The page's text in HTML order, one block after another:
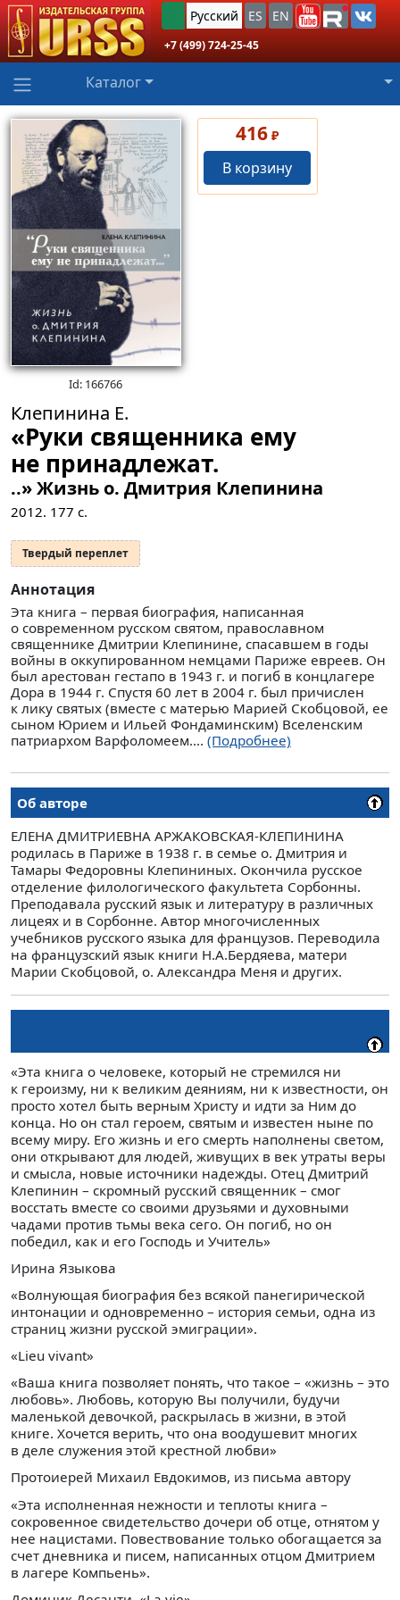
Русский ES EN
+7 (499) 724-25-45
Каталог
Id: 166766
416 ₽
В корзину
Клепинина Е.
«Руки священника ему
не принадлежат.
..» Жизнь о. Дмитрия Клепинина
2012. 177 с.
Твердый переплет
Аннотация
Эта книга – первая биография, написанная
о современном русском святом, православном
священнике Дмитрии Клепинине, спасавшем в годы
войны в оккупированном немцами Париже евреев. Он
был арестован гестапо в 1943 г. и погиб в концлагере
Дора в 1944 г. Спустя 60 лет в 2004 г. был причислен
к лику святых (вместе с матерью Марией Скобцовой, ее
сыном Юрием и Ильей Фондаминским) Вселенским
патриархом Варфоломеем.... (Подробнее)
Об авторе
ЕЛЕНА ДМИТРИЕВНА АРЖАКОВСКАЯ-КЛЕПИНИНА
родилась в Париже в 1938 г. в семье о. Дмитрия и
Тамары Федоровны Клепининых. Окончила русское
отделение филологического факультета Сорбонны.
Преподавала русский язык и литературу в различных
лицеях и в Сорбонне. Автор многочисленных
учебников русского языка для французов. Переводила
на французский язык книги Н.А.Бердяева, матери
Марии Скобцовой, о. Александра Меня и других.
«Эта книга о человеке, который не стремился ни
к героизму, ни к великим деяниям, ни к известности, он
просто хотел быть верным Христу и идти за Ним до
конца. Но он стал героем, святым и известен ныне по
всему миру. Его жизнь и его смерть наполнены светом,
они открывают для людей, живущих в век утраты веры
и смысла, новые источники надежды. Отец Дмитрий
Клепинин – скромный русский священник – смог
восстать вместе со своими друзьями и духовными
чадами против тьмы века сего. Он погиб, но он
победил, как и его Господь и Учитель»
Ирина Языкова
«Волнующая биография без всякой панегирической
интонации и одновременно – история семьи, одна из
страниц жизни русской эмиграции».
«Lieu vivant»
«Ваша книга позволяет понять, что такое – «жизнь – это
любовь». Любовь, которую Вы получили, будучи
маленькой девочкой, раскрылась в жизни, в этой
книге. Хочется верить, что она воодушевит многих
в деле служения этой крестной любви»
Протоиерей Михаил Евдокимов, из письма автору
«Эта исполненная нежности и теплоты книга –
сокровенное свидетельство дочери об отце, отнятом у
нее нацистами. Повествование только обогащается за
счет дневника и писем, написанных отцом Дмитрием
в лагере Компьень».